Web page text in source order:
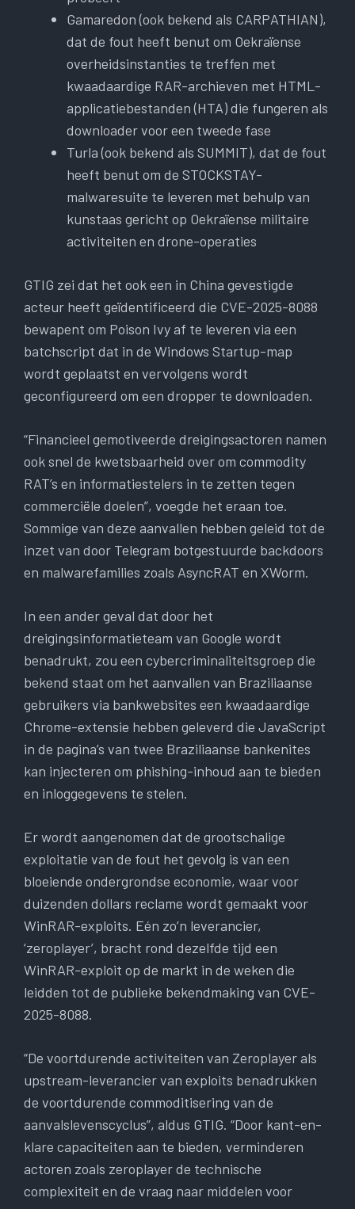
Gamaredon (ook bekend als CARPATHIAN),
dat de fout heeft benut om Oekraïense
overheidsinstanties te treffen met
kwaadaardige RAR-archieven met HTML-
applicatiebestanden (HTA) die fungeren als
downloader voor een tweede fase
Turla (ook bekend als SUMMIT), dat de fout
heeft benut om de STOCKSTAY-
malwaresuite te leveren met behulp van
kunstaas gericht op Oekraïense militaire
activiteiten en drone-operaties
GTIG zei dat het ook een in China gevestigde
acteur heeft geïdentificeerd die CVE-2025-8088
bewapent om Poison Ivy af te leveren via een
batchscript dat in de Windows Startup-map
wordt geplaatst en vervolgens wordt
geconfigureerd om een ​​dropper te downloaden.
“Financieel gemotiveerde dreigingsactoren namen
ook snel de kwetsbaarheid over om commodity
RAT’s en informatiestelers in te zetten tegen
commerciële doelen”, voegde het eraan toe.
Sommige van deze aanvallen hebben geleid tot de
inzet van door Telegram botgestuurde backdoors
en malwarefamilies zoals AsyncRAT en XWorm.
In een ander geval dat door het
dreigingsinformatieteam van Google wordt
benadrukt, zou een cybercriminaliteitsgroep die
bekend staat om het aanvallen van Braziliaanse
gebruikers via bankwebsites een kwaadaardige
Chrome-extensie hebben geleverd die JavaScript
in de pagina’s van twee Braziliaanse bankenites
kan injecteren om phishing-inhoud aan te bieden
en inloggegevens te stelen.
Er wordt aangenomen dat de grootschalige
exploitatie van de fout het gevolg is van een
bloeiende ondergrondse economie, waar voor
duizenden dollars reclame wordt gemaakt voor
WinRAR-exploits. Eén zo’n leverancier,
‘zeroplayer’, bracht rond dezelfde tijd een
WinRAR-exploit op de markt in de weken die
leidden tot de publieke bekendmaking van CVE-
2025-8088.
“De voortdurende activiteiten van Zeroplayer als
upstream-leverancier van exploits benadrukken
de voortdurende commoditisering van de
aanvalslevenscyclus”, aldus GTIG. “Door kant-en-
klare capaciteiten aan te bieden, verminderen
actoren zoals zeroplayer de technische
complexiteit en de vraag naar middelen voor